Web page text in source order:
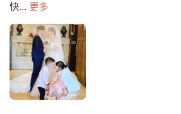
快... 更多